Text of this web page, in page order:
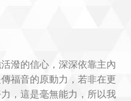
潑的信心，深深依靠主內
福音的原動力，若非在更
，這是毫無能力，所以我